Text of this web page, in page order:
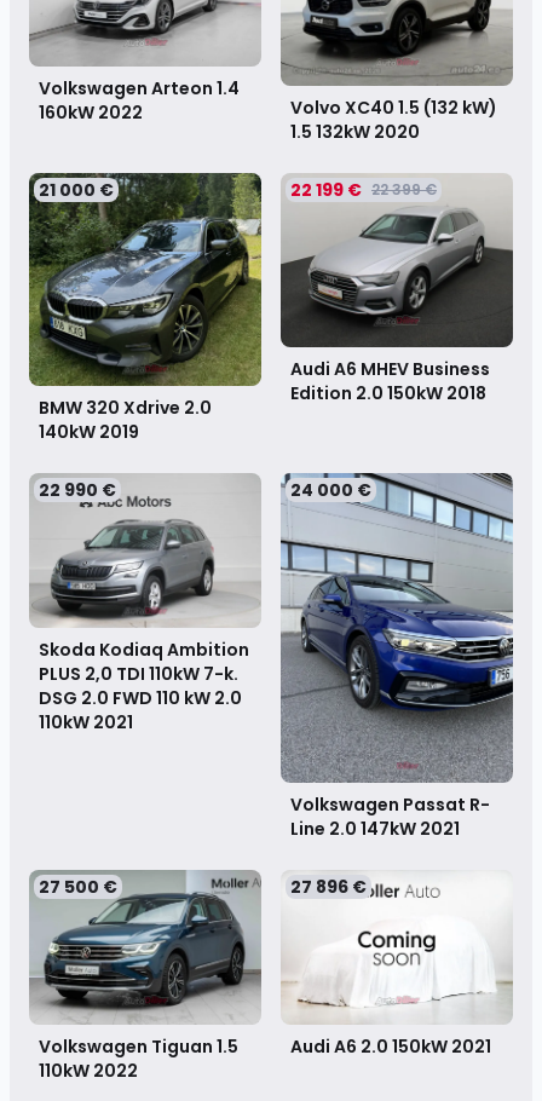
Volkswagen Arteon 1.4
160kW 2022
Volvo XC40 1.5 (132 kW)
1.5 132kW 2020
21 000 €
BMW 320 Xdrive 2.0
140kW 2019
22 199 € 22 399 €
Audi A6 MHEV Business
Edition 2.0 150kW 2018
22 990 €
Skoda Kodiaq Ambition
PLUS 2,0 TDI 110kW 7-k.
DSG 2.0 FWD 110 kW 2.0
110kW 2021
24 000 €
Volkswagen Passat R-
Line 2.0 147kW 2021
27 500 €
Volkswagen Tiguan 1.5
110kW 2022
27 896 €
Audi A6 2.0 150kW 2021